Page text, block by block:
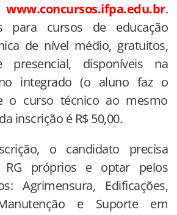
www.concursos.ifpa.edu.br.
para cursos de educação
de nível médio, gratuitos,
presencial, disponíveis na
integrado (o aluno faz o
o curso técnico ao mesmo
inscrição é R$ 50,00.
o candidato precisa
RG próprios e optar pelos
Agrimensura, Edificações,
e Suporte em